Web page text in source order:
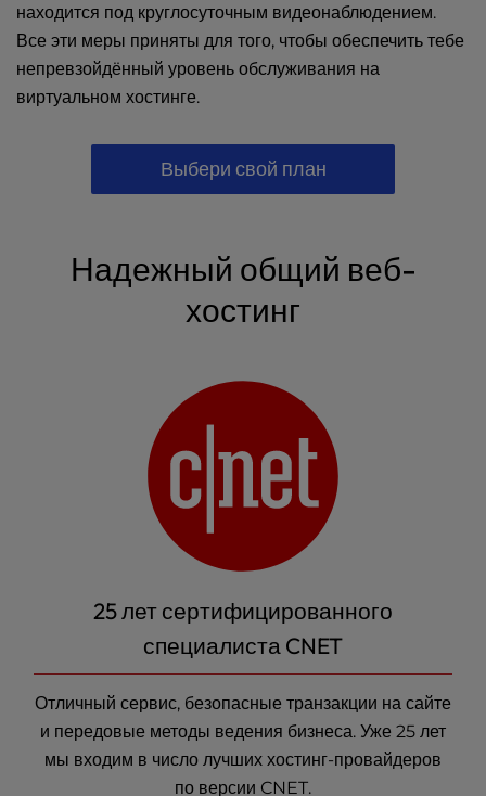
находится под круглосуточным видеонаблюдением.
Все эти меры приняты для того, чтобы обеспечить тебе
непревзойдённый уровень обслуживания на
виртуальном хостинге.
Выбери свой план
Надежный общий веб-
хостинг
25 лет сертифицированного
специалиста CNET
Отличный сервис, безопасные транзакции на сайте
и передовые методы ведения бизнеса. Уже 25 лет
мы входим в число лучших хостинг-провайдеров
по версии CNET.